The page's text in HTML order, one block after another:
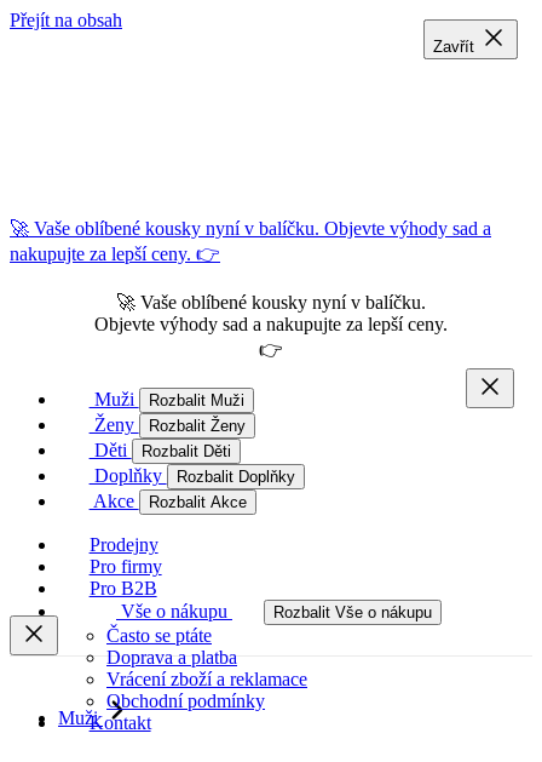
Přejít na obsah
🚀 Vaše oblíbené kousky nyní v balíčku. Objevte výhody sad a
nakupujte za lepší ceny. 👉
🚀 Vaše oblíbené kousky nyní v balíčku.
Objevte výhody sad a nakupujte za lepší ceny.
👉
Muži Rozbalit Muži
Ženy Rozbalit Ženy
Děti Rozbalit Děti
Doplňky Rozbalit Doplňky
Akce Rozbalit Akce
Prodejny
Pro firmy
Pro B2B
Vše o nákupu
Rozbalit Vše o nákupu
Často se ptáte
Doprava a platba
Vrácení zboží a reklamace
Obchodní podmínky
Kontakt
Muži
Zavřít
Zavřít
Zavřít